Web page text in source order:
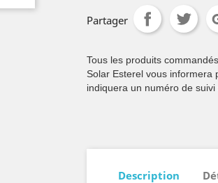
Partager
Tous les produits
Solar Esterel vous informera
indiquera un numéro de suivi
Description